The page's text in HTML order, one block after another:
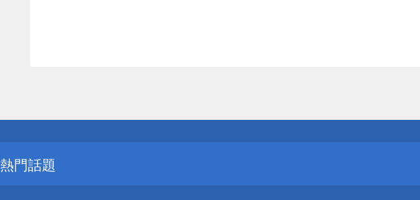
詐騙網頁！請小心！
得獎公告
熱門話題
銀行優惠